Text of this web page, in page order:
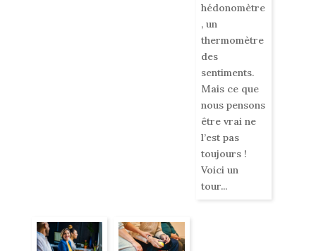
hédonomètre
, un
thermomètre
des
sentiments.
Mais ce que
nous pensons
être vrai ne
l’est pas
toujours !
Voici un
tour...